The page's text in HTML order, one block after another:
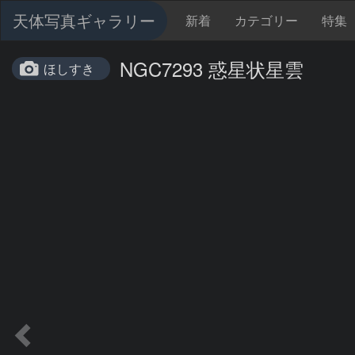
天体写真ギャラリー 新着 カテゴリー 特集
ほしすき NGC7293 惑星状星雲